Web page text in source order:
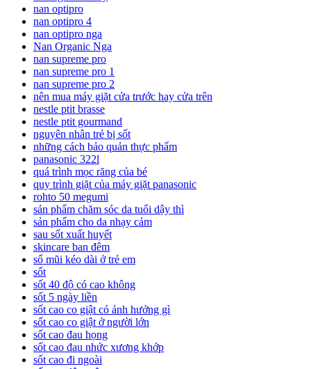
nan optipro
nan optipro 4
nan optipro nga
Nan Organic Nga
nan supreme pro
nan supreme pro 1
nan supreme pro 2
nên mua máy giặt cửa trước hay cửa trên
nestle ptit brasse
nestle ptit gourmand
nguyên nhân trẻ bị sốt
những cách bảo quản thực phẩm
panasonic 322l
quá trình mọc răng của bé
quy trình giặt của máy giặt panasonic
rohto 50 megumi
sản phẩm chăm sóc da tuổi dậy thì
sản phẩm cho da nhạy cảm
sau sốt xuất huyết
skincare ban đêm
sổ mũi kéo dài ở trẻ em
sốt
sốt 40 độ có cao không
sốt 5 ngày liền
sốt cao co giật có ảnh hưởng gì
sốt cao co giật ở người lớn
sốt cao đau họng
sốt cao đau nhức xương khớp
sốt cao đi ngoài